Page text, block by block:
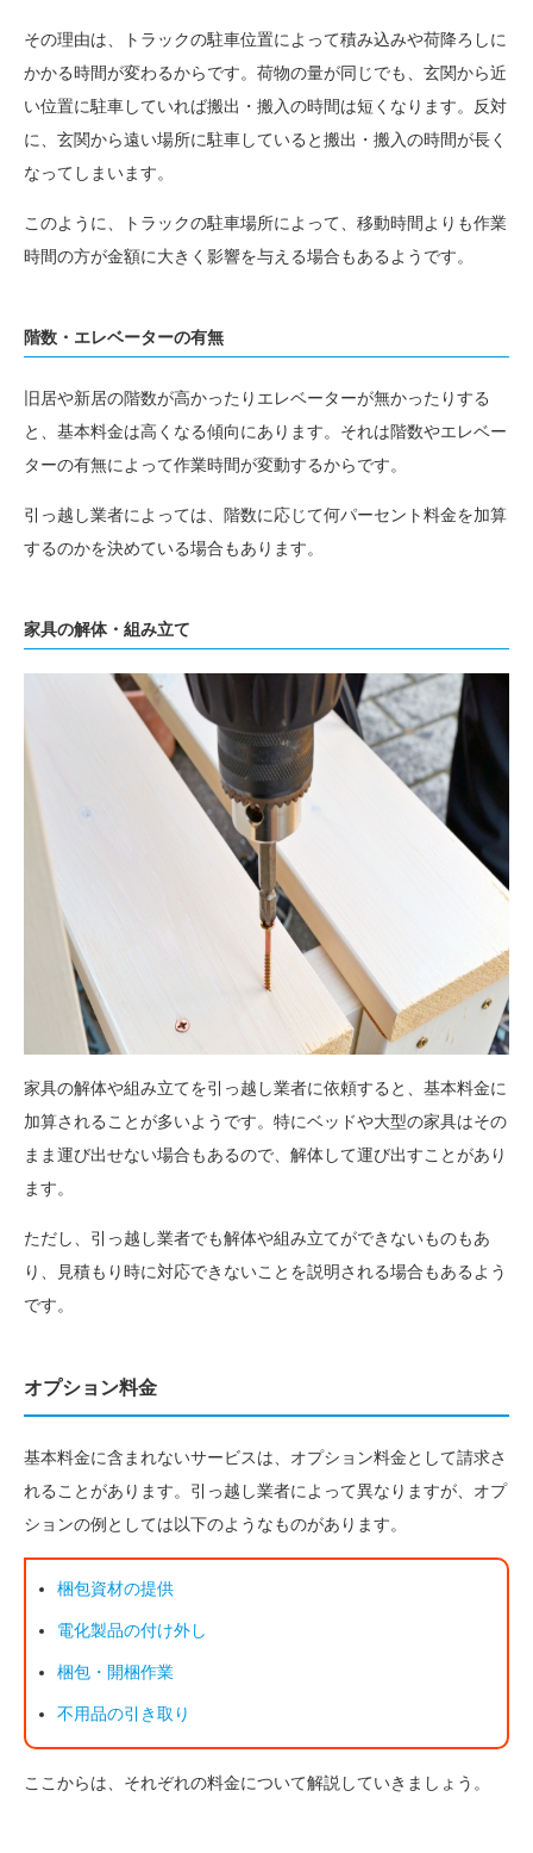
その理由は、トラックの駐車位置によって積み込みや荷降ろしに
かかる時間が変わるからです。荷物の量が同じでも、玄関から近
い位置に駐車していれば搬出・搬入の時間は短くなります。反対
に、玄関から遠い場所に駐車していると搬出・搬入の時間が長く
なってしまいます。
このように、トラックの駐車場所によって、移動時間よりも作業
時間の方が金額に大きく影響を与える場合もあるようです。
階数・エレベーターの有無
旧居や新居の階数が高かったりエレベーターが無かったりする
と、基本料金は高くなる傾向にあります。それは階数やエレベー
ターの有無によって作業時間が変動するからです。
引っ越し業者によっては、階数に応じて何パーセント料金を加算
するのかを決めている場合もあります。
家具の解体・組み立て
家具の解体や組み立てを引っ越し業者に依頼すると、基本料金に
加算されることが多いようです。特にベッドや大型の家具はその
まま運び出せない場合もあるので、解体して運び出すことがあり
ます。
ただし、引っ越し業者でも解体や組み立てができないものもあ
り、見積もり時に対応できないことを説明される場合もあるよう
です。
オプション料金
基本料金に含まれないサービスは、オプション料金として請求さ
れることがあります。引っ越し業者によって異なりますが、オプ
ションの例としては以下のようなものがあります。
梱包資材の提供
電化製品の付け外し
梱包・開梱作業
不用品の引き取り
ここからは、それぞれの料金について解説していきましょう。